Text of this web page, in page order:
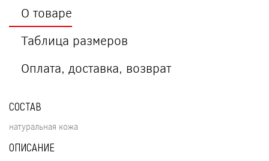
О товаре
Таблица размеров
Оплата, доставка, возврат
СОСТАВ
натуральная кожа
ОПИСАНИЕ